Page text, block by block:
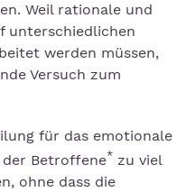
Weil rationale und
unterschiedlichen
werden müssen,
Versuch zum
für das emotionale
Betroffene* zu viel
ohne dass die